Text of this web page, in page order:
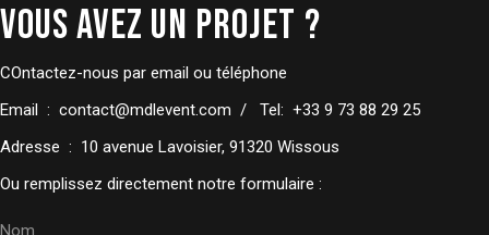
VOUS AVEZ UN PROJET ?
COntactez-nous par email ou téléphone
Email : contact@mdlevent.com / Tel: +33 9 73 88 29 25
Adresse : 10 avenue Lavoisier, 91320 Wissous
Ou remplissez directement notre formulaire :